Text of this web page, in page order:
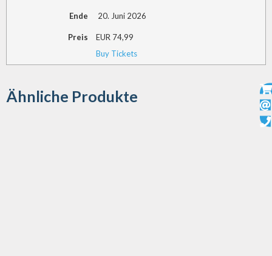
Ende 20. Juni 2026
Preis EUR 74,99
Buy Tickets
Ähnliche Produkte